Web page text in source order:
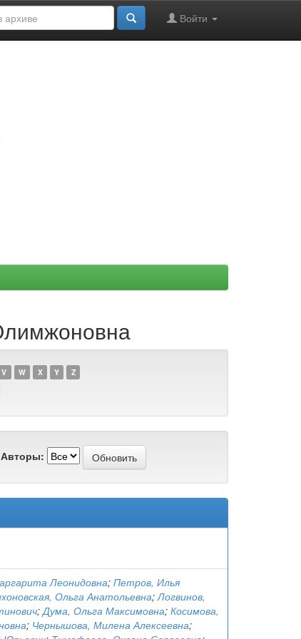
Войти
V W X Y Z
Авторы:
Леонидовна; Петров, Илья
Ольга Анатольевна;Логвинов,
;Дума, Ольга Максимовна; Косимова,
; Чернышова, Милена Алексеевна;